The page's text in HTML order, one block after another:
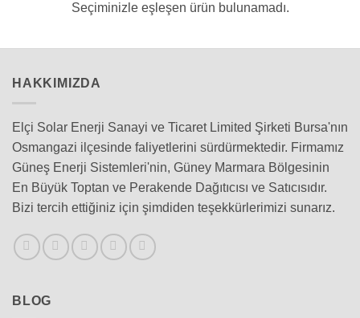
Seçiminizle eşleşen ürün bulunamadı.
HAKKIMIZDA
Elçi Solar Enerji Sanayi ve Ticaret Limited Şirketi Bursa'nın
Osmangazi ilçesinde faliyetlerini sürdürmektedir. Firmamız
Güneş Enerji Sistemleri'nin, Güney Marmara Bölgesinin
En Büyük Toptan ve Perakende Dağıtıcısı ve Satıcısıdır.
Bizi tercih ettiğiniz için şimdiden teşekkürlerimizi sunarız.
BLOG